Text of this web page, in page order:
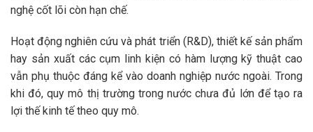
nghệ cốt lõi còn hạn chế.
Hoạt động nghiên cứu và phát triển (R&D), thiết kế sản phẩm
hay sản xuất các cụm linh kiện có hàm lượng kỹ thuật cao
vẫn phụ thuộc đáng kể vào doanh nghiệp nước ngoài. Trong
khi đó, quy mô thị trường trong nước chưa đủ lớn để tạo ra
lợi thế kinh tế theo quy mô.